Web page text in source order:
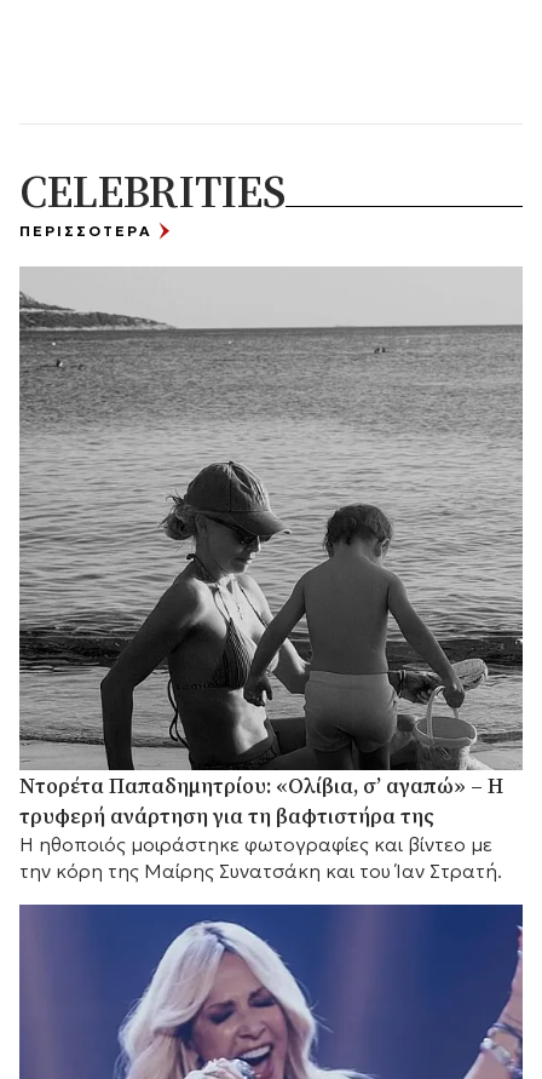
CELEBRITIES
ΠΕΡΙΣΣΟΤΕΡΑ
Ντορέτα Παπαδημητρίου: «Ολίβια, σ’ αγαπώ» – Η
τρυφερή ανάρτηση για τη βαφτιστήρα της
Η ηθοποιός μοιράστηκε φωτογραφίες και βίντεο με
την κόρη της Μαίρης Συνατσάκη και του Ίαν Στρατή.